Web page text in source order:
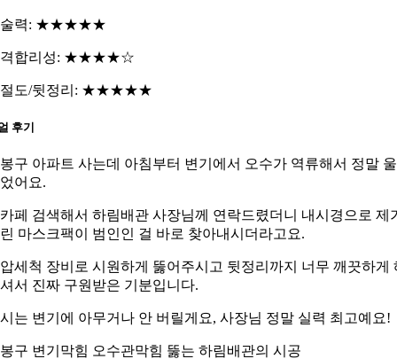
술력: ★★★★★
격합리성: ★★★★☆
절도/뒷정리: ★★★★★
후기
구 아파트 사는데 아침부터 변기에서 오수가 역류해서 정말
어요.
페 검색해서 하림배관 사장님께 연락드렸더니 내시경으로 제
마스크팩이 범인인 걸 바로 찾아내시더라고요.
세척 장비로 시원하게 뚫어주시고 뒷정리까지 너무 깨끗하게
서 진짜 구원받은 기분입니다.
는 변기에 아무거나 안 버릴게요, 사장님 정말 실력 최고예요!
구 변기막힘 오수관막힘 뚫는 하림배관의 시공